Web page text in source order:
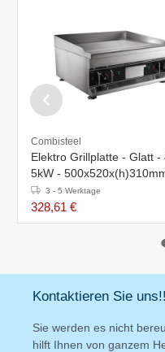
Combisteel
Elektro Grillplatte - Glatt -
5kW -
3 - 5 Werktage
328,61 €
Kontaktieren Sie uns!!
Sie werden es nicht
hilft Ihnen von ganzem